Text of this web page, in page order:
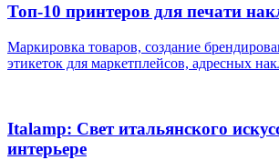
Топ-10 принтеров для печати
Маркировка товаров, создание
этикеток для маркетплейсов, адресных
Italamp: Свет итальянского
интерьере